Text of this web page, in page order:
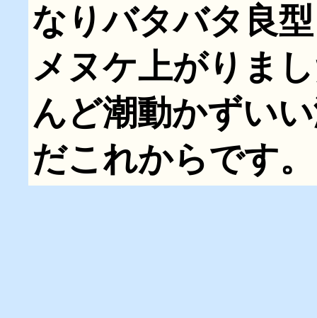
なりバタバタ良
メヌケ上がりま
んど潮動かずい
だこれからです。